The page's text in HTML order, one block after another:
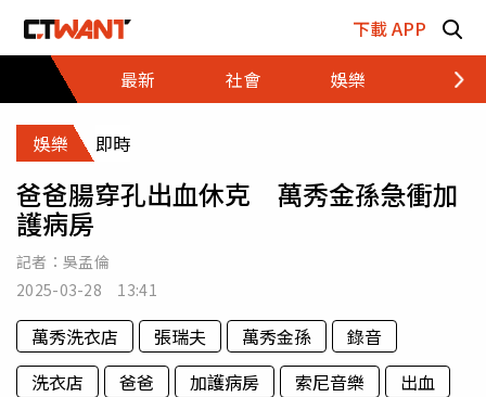
下載 APP
最新
社會 娛樂 財經
娛樂 即時
爸爸腸穿孔出血休克 萬秀金孫急衝加
護病房
記者： 吳孟倫
2025-03-28 13:41
萬秀洗衣店 張瑞夫 萬秀金孫
錄音
洗衣店
爸爸 加護病房 索尼音樂
出血